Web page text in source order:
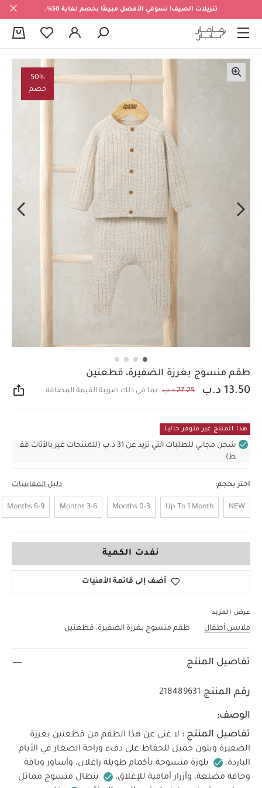
تنزيلات الصيف! تسوقي الأفضل مبيعًا بخصم لغاية 50%.
50%
خصم
طقم منسوج بغرزة الضفيرة، قطعتين
13.50 د.ب 27.25 د.ب بما في ذلك ضريبة القيمة المضافة
هذا المنتج غير متوفر حاليا.
شحن مجاني للطلبات التي تزيد عن 31 د.ب (للمنتجات غير بالأثاث فق
ط)
اختر بحجم: دليل المقاسات
NEW
Up To 1 Month
0-3 Months
3-6 Months
6-9 Months
نفدت الكمية
أضف إلى قائمة الأمنيات
عرض المزيد
ملابس أطفال طقم منسوج بغرزة الضفيرة، قطعتين
تفاصيل المنتج
رقم المنتج 218489631
الوصف:
تفاصيل المنتج : لا غنى عن هذا الطقم من قطعتين بغرزة
الضفيرة وبلون جميل للحفاظ على دفء وراحة الصغار في الأيام
الباردة.
بلوزة منسوجة بأكمام طويلة راغلان، وأساور وياقة
وحافة مضلعة، وأزرار أمامية للإغلاق.
بنطال منسوج مماثل